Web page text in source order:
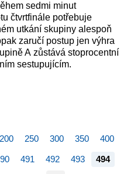
sedmi minut
čtvrtfinále potřebuje
utkání skupiny alespoň
zaručí postup jen výhra
A zůstává stoprocentní
sestupujícím.
200 250 300 350 400
491 492 493 494